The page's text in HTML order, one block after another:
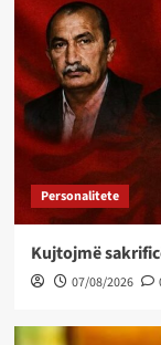
Personalitete
Kujtojmë
07/08/2026